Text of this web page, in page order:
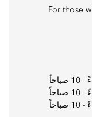
For those
10 صباحاً -
10 صباحاً -
10 صباحاً -